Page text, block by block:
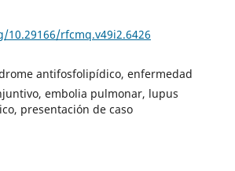
rfcmq.v49i2.6426
antifosfolipídico, enfermedad
embolia pulmonar, lupus
presentación de caso